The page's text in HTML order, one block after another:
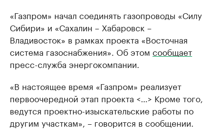
«Газпром» начал соединять газопроводы «Силу
Сибири» и «Сахалин – Хабаровск –
Владивосток» в рамках проекта «Восточная
система газоснабжения». Об этом сообщает
пресс-служба энергокомпании.
«В настоящее время «Газпром» реализует
первоочередной этап проекта <…> Кроме того,
ведутся проектно-изыскательские работы по
другим участкам», – говорится в сообщении.